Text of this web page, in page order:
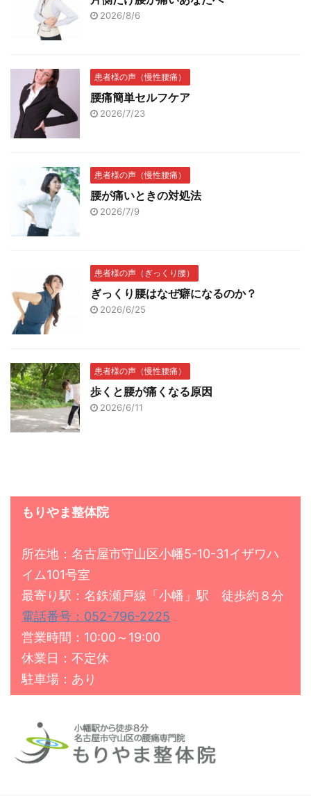
2026/8/6
患者様の声（慢性腰痛）
腰痛簡単セルフケア
2026/7/23
患者様の声（慢性腰痛）
腰が痛いときの対処法
2026/7/9
患者様の声（ぎっくり腰）
ぎっくり腰はなぜ癖になるのか？
2026/6/25
患者様の声（慢性腰痛）
歩くと腰が痛くなる原因
2026/6/11
もりやま整体院
所在地：名古屋市守山区小幡5-10-31イザワハ
イム101号室
最寄り駅：名鉄瀬戸線「小幡」駅 徒歩約８分
電話番号：052-796-2225
営業時間：10:00～19:00
休業日：不定休
駐車場：あり